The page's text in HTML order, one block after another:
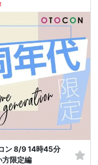
ン 8/9 14時45分
限定編